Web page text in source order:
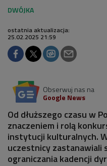
ostatnia aktualizacja:
25.02.2025 21:59
Obserwuj nas na
Google News
Od dłuższego czasu w
znaczeniem i rolą
instytucji kulturalnych.
uczestnicy zastanawiali
ograniczania kadencji